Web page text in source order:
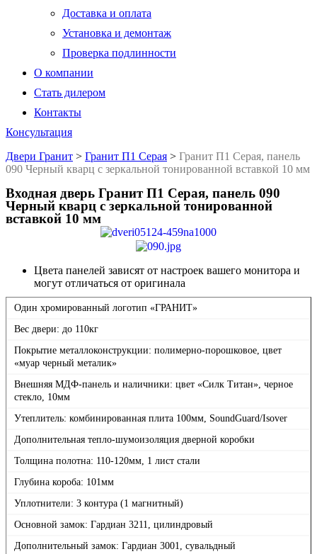
Доставка и оплата
Установка и демонтаж
Проверка подлинности
О компании
Стать дилером
Контакты
Консультация
Двери Гранит > Гранит П1 Серая > Гранит П1 Серая, панель
090 Черный кварц с зеркальной тонированной вставкой 10 мм
Входная дверь Гранит П1 Серая, панель 090
Черный кварц с зеркальной тонированной
вставкой 10 мм
Цвета панелей зависят от настроек вашего монитора и
могут отличаться от оригинала
Один хромированный логотип «ГРАНИТ»
Вес двери: до 110кг
Покрытие металлоконструкции: полимерно-порошковое, цвет
«муар черный металик»
Внешняя МДФ-панель и наличники: цвет «Силк Титан», черное
стекло, 10мм
Утеплитель: комбинированная плита 100мм, SoundGuard/Isover
Дополнительная тепло-шумоизоляция дверной коробки
Толщина полотна: 110-120мм, 1 лист стали
Глубина короба: 101мм
Уплотнители: 3 контура (1 магнитный)
Основной замок: Гардиан 3211, цилиндровый
Дополнительный замок: Гардиан 3001, сувальдный